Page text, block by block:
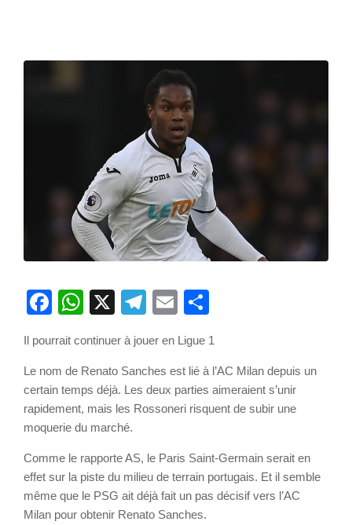
Facebook
WhatsApp
X Telegram
Email
Il pourrait continuer à jouer en Ligue 1
Le nom de Renato Sanches est lié à l’AC Milan depuis un
certain temps déjà. Les deux parties aimeraient s’unir
rapidement, mais les Rossoneri risquent de subir une
moquerie du marché.
Comme le rapporte AS, le Paris Saint-Germain serait en
effet sur la piste du milieu de terrain portugais. Et il semble
même que le PSG ait déjà fait un pas décisif vers l’AC
Milan pour obtenir Renato Sanches.